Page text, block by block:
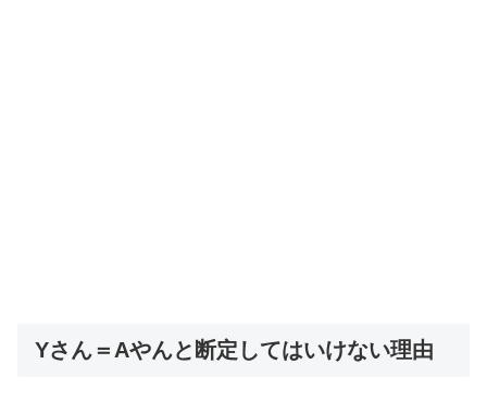
Yさん＝Aやんと断定してはいけない理由